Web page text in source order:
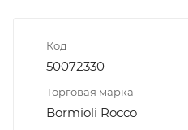
Код
50072330
Торговая марка
Bormioli Rocco